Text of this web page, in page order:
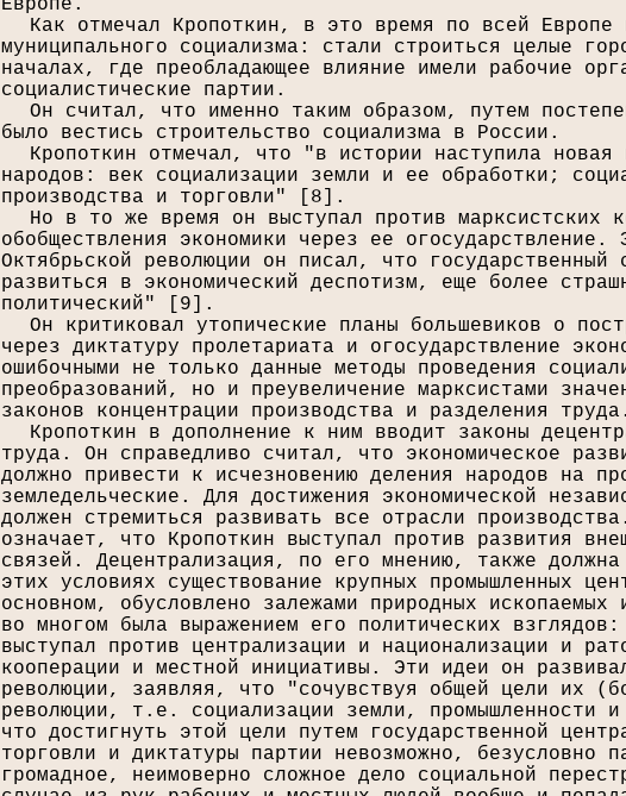
Европе.
Как отмечал Кропоткин, в это время по всей Европе
муниципального социализма: стали строиться целые
началах, где преобладающее влияние имели рабочие
социалистические партии.
Он считал, что именно таким образом, путем
было вестись строительство социализма в России.
Кропоткин отмечал, что "в истории наступила новая
народов: век социализации земли и ее обработки;
производства и торговли" [ 8 ].
Но в то же время он выступал против марксистских
обобществления экономики через ее огосударствление.
Октябрьской революции он писал, что государственный
развиться в экономический деспотизм, еще более
политический" [ 9 ].
Он критиковал утопические планы большевиков о
через диктатуру пролетариата и огосударствление
ошибочными не только данные методы проведения
преобразований, но и преувеличение марксистами
законов концентрации производства и разделения труда.
Кропоткин в дополнение к ним вводит законы
труда. Он справедливо считал, что экономическое
должно привести к исчезновению деления народов на
земледельческие. Для достижения экономической
должен стремиться развивать все отрасли
означает, что Кропоткин выступал против развития
связей. Децентрализация, по его мнению, также
этих условиях существование крупных промышленных
основном, обусловлено залежами природных
во многом была выражением его политических
выступал против централизации и национализации и
кооперации и местной инициативы. Эти идеи он
революции, заявляя, что "сочувствуя общей цели их
революции, т.е. социализации земли, промышленности
что достигнуть этой цели путем государственной
торговли и диктатуры партии невозможно, безусловно
громадное, неимоверно сложное дело социальной